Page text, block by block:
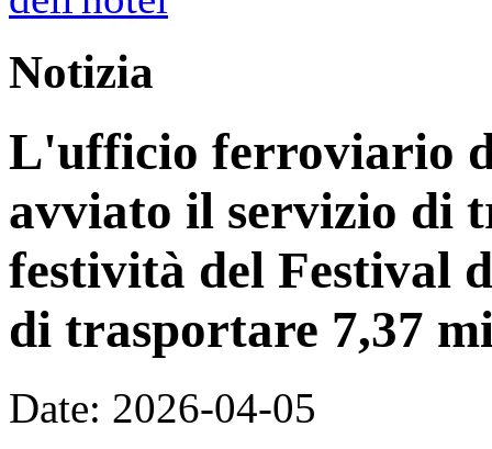
Notizia
L'ufficio ferroviario
avviato il servizio di
festività del Festival
di trasportare 7,37
Date: 2026-04-05